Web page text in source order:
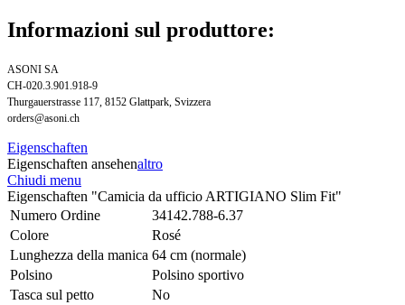
Informazioni sul produttore:
ASONI SA
CH-020.3.901.918-9
Thurgauerstrasse 117, 8152 Glattpark, Svizzera
orders@asoni.ch
Eigenschaften
Eigenschaften ansehenaltro
Chiudi menu
Eigenschaften "Camicia da ufficio ARTIGIANO Slim Fit"
Numero Ordine
34142.788-6.37
Colore
Rosé
Lunghezza della manica 64 cm (normale)
Polsino
Polsino sportivo
Tasca sul petto
No